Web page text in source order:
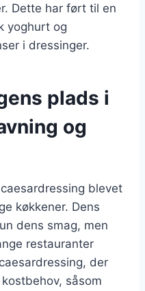
Dette har ført til en
yoghurt og
i dressinger.
plads i
og
blevet
køkkener. Dens
dens smag, men
restauranter
der
såsom